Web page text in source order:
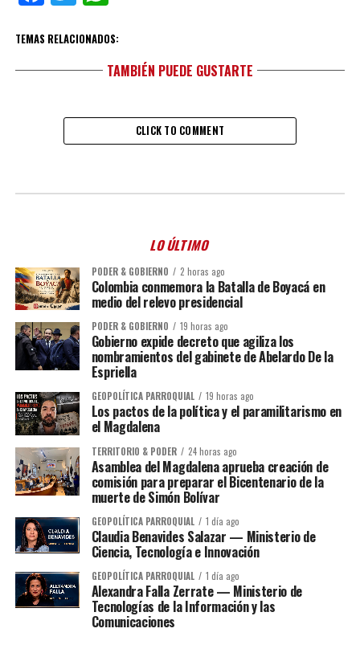
TEMAS RELACIONADOS:
TAMBIÉN PUEDE GUSTARTE
CLICK TO COMMENT
LO ÚLTIMO
PODER & GOBIERNO 2 horas ago
Colombia conmemora la Batalla de Boyacá en
medio del relevo presidencial
PODER & GOBIERNO 19 horas ago
Gobierno expide decreto que agiliza los
nombramientos del gabinete de Abelardo De la
Espriella
GEOPOLÍTICA PARROQUIAL 19 horas ago
Los pactos de la política y el paramilitarismo en
el Magdalena
TERRITORIO & PODER 24 horas ago
Asamblea del Magdalena aprueba creación de
comisión para preparar el Bicentenario de la
muerte de Simón Bolívar
GEOPOLÍTICA PARROQUIAL 1 día ago
Claudia Benavides Salazar — Ministerio de
Ciencia, Tecnología e Innovación
GEOPOLÍTICA PARROQUIAL 1 día ago
Alexandra Falla Zerrate — Ministerio de
Tecnologías de la Información y las
Comunicaciones